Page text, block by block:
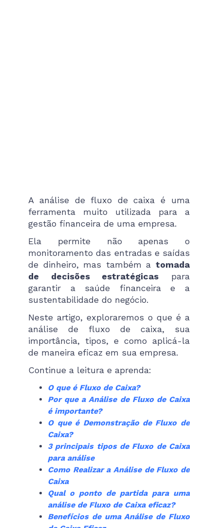
A análise de fluxo de caixa é uma
ferramenta muito utilizada para a
gestão financeira de uma empresa.
Ela permite não apenas o
monitoramento das entradas e saídas
de dinheiro, mas também a tomada
de decisões estratégicas para
garantir a saúde financeira e a
sustentabilidade do negócio.
Neste artigo, exploraremos o que é a
análise de fluxo de caixa, sua
importância, tipos, e como aplicá-la
de maneira eficaz em sua empresa.
Continue a leitura e aprenda:
O que é Fluxo de Caixa?
Por que a Análise de Fluxo de Caixa
é importante?
O que é Demonstração de Fluxo de
Caixa?
3 principais tipos de Fluxo de Caixa
para análise
Como Realizar a Análise de Fluxo de
Caixa
Qual o ponto de partida para uma
análise de Fluxo de Caixa eficaz?
Benefícios de uma Análise de Fluxo